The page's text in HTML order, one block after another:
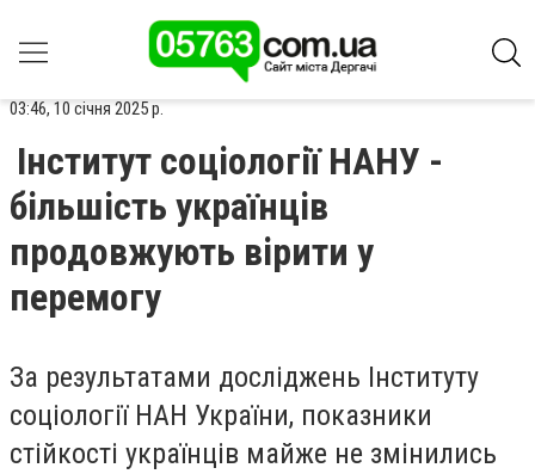
03:46, 10 січня 2025 р.
Інститут соціології НАНУ -
більшість українців
продовжують вірити у
перемогу
За результатами досліджень Інституту
соціології НАН України, показники
стійкості українців майже не змінились